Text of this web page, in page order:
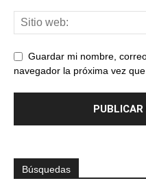
Guardar mi nombre,
navegador la próxima vez
Búsquedas